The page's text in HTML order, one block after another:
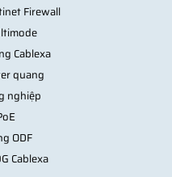
Firewall
Cablexa
quang
nghiệp
ODF
Cablexa